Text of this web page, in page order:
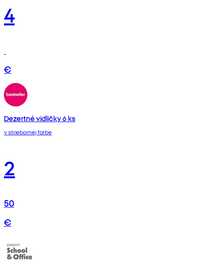
4
€
Dezertné vidličky 6 ks
v striebornej farbe
2
50
€